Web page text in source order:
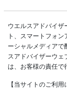
ウエルスアドバイザ
ト、スマートフォ
ーシャルメディアで
スアドバイザーウェ
は、お客様の責任で
【当サイトのご利用